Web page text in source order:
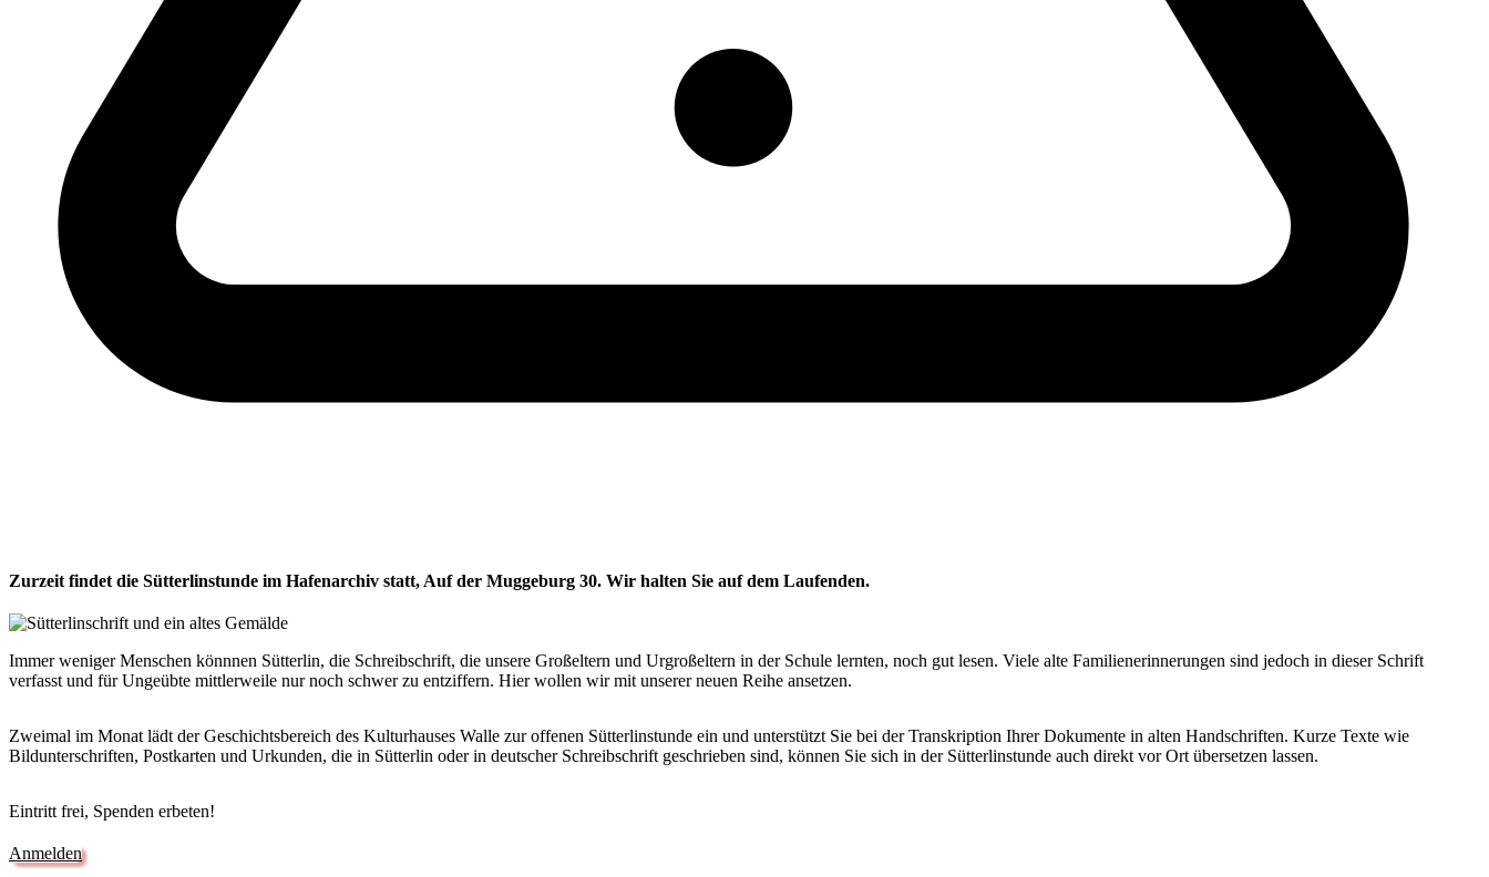
Zurzeit findet die Sütterlinstunde im Hafenarchiv statt, Auf der Muggeburg 30. Wir halten Sie auf dem Laufenden.
Immer weniger Menschen könnnen Sütterlin, die Schreibschrift, die unsere Großeltern und Urgroßeltern in der Schule lernten, noch gut lesen. Viele alte Familienerinnerungen sind jedoch in dieser Schrift
verfasst und für Ungeübte mittlerweile nur noch schwer zu entziffern. Hier wollen wir mit unserer neuen Reihe ansetzen.
Zweimal im Monat lädt der Geschichtsbereich des Kulturhauses Walle zur offenen Sütterlinstunde ein und unterstützt Sie bei der Transkription Ihrer Dokumente in alten Handschriften. Kurze Texte wie
Bildunterschriften, Postkarten und Urkunden, die in Sütterlin oder in deutscher Schreibschrift geschrieben sind, können Sie sich in der Sütterlinstunde auch direkt vor Ort übersetzen lassen.
Eintritt frei, Spenden erbeten!
Anmelden